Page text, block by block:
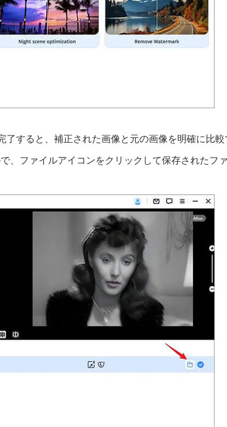
すると、補正された画像と元の画像を明確に比
、ファイルアイコンをクリックして保存されたフ